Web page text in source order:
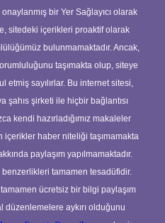
bir Yer Sağlayıcı olarak
sitedeki içerikleri proaktif olarak
bulunmamaktadır. Ancak,
taşımakta olup, siteye
sayılırlar. Bu internet sitesi,
şahıs şirketi ile hiçbir bağlantısı
kendi hazırladığımız makaleler
içerikler haber niteliği taşımamakta
paylaşım yapılmamaktadır.
tamamen tesadüfidir.
ücretsiz bir bilgi paylaşım
aykırı olduğunu